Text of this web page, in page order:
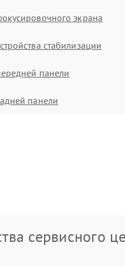
экрана
стабилизации
панели
панели
сервисного